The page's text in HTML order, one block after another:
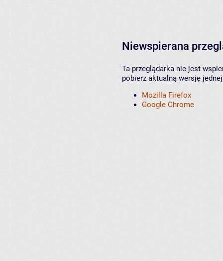
Niewspierana
Ta przeglądarka nie jest
pobierz aktualną wersję
Mozilla Firefox
Google Chrome